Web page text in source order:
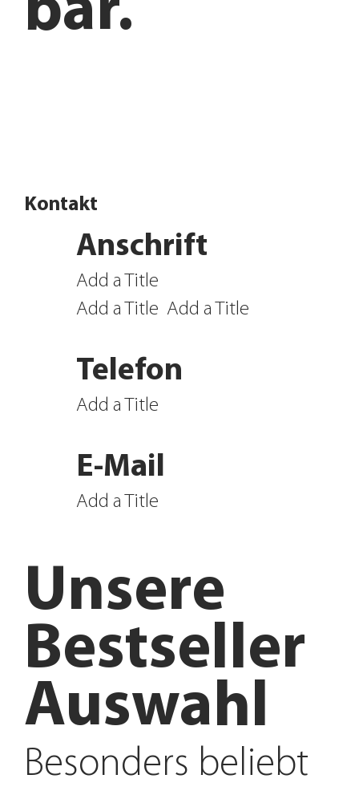
Bestseller
Auswahl
Unsere
Besonders beliebt
bar.
Kontakt
Add a Title
Telefon
Add a Title
E-Mail
Add a Title
Add a Title
Add a Title
Anschrift